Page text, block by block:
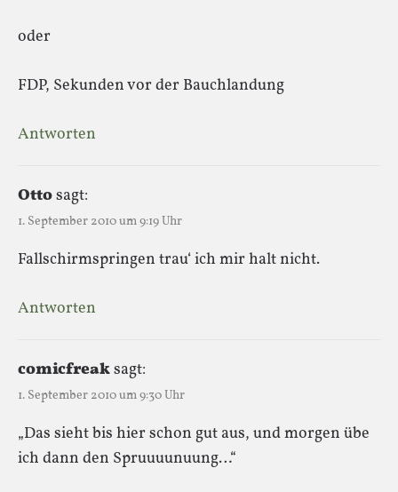
oder
FDP, Sekunden vor der Bauchlandung
Antworten
Ottosagt:
1. September 2010 um 9:19 Uhr
Fallschirmspringen trau‘ ich mir halt nicht.
Antworten
comicfreaksagt:
1. September 2010 um 9:30 Uhr
„Das sieht bis hier schon gut aus, und morgen übe
ich dann den Spruuuunuung…“